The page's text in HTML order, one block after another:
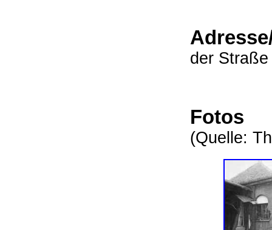
der
Fotos
(Quelle: